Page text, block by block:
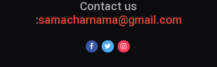
Contact us
:samacharnama@gmail.com